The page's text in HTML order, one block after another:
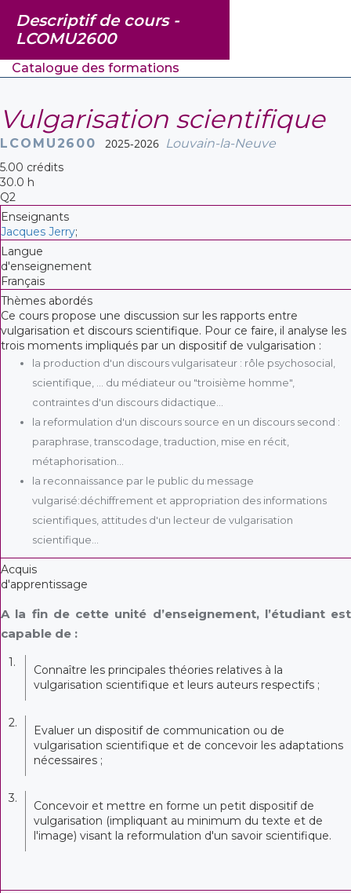
Descriptif de cours -
LCOMU2600
Catalogue des formations
Vulgarisation scientifique
LCOMU2600 2025-2026 Louvain-la-Neuve
5.00 crédits
30.0 h
Q2
Enseignants
Jacques Jerry;
Langue
d'enseignement
Français
Thèmes abordés
Ce cours propose une discussion sur les rapports entre
vulgarisation et discours scientifique. Pour ce faire, il analyse les
trois moments impliqués par un dispositif de vulgarisation :
la production d'un discours vulgarisateur : rôle psychosocial,
scientifique, ... du médiateur ou "troisième homme",
contraintes d'un discours didactique...
la reformulation d'un discours source en un discours second :
paraphrase, transcodage, traduction, mise en récit,
métaphorisation...
la reconnaissance par le public du message
vulgarisé:déchiffrement et appropriation des informations
scientifiques, attitudes d'un lecteur de vulgarisation
scientifique...
Acquis
d'apprentissage
A la fin de cette unité d’enseignement, l’étudiant est
capable de :
1.
Connaître les principales théories relatives à la
vulgarisation scientifique et leurs auteurs respectifs ;
2.
Evaluer un dispositif de communication ou de
vulgarisation scientifique et de concevoir les adaptations
nécessaires ;
3.
Concevoir et mettre en forme un petit dispositif de
vulgarisation (impliquant au minimum du texte et de
l'image) visant la reformulation d'un savoir scientifique.